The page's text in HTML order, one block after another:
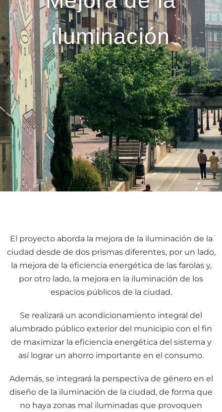
iluminación
El proyecto aborda la mejora de la iluminación de la
ciudad desde de dos prismas diferentes, por un lado,
la mejora de la eficiencia energética de las farolas y,
por otro lado, la mejora en la iluminación de los
espacios públicos de la ciudad.
Se realizará un acondicionamiento integral del
alumbrado público exterior del municipio con el fin
de maximizar la eficiencia energética del sistema y
así lograr un ahorro importante en el consumo.
Además, se integrará la perspectiva de género en el
diseño de la iluminación de la ciudad, de forma que
no haya zonas mal iluminadas que provoquen